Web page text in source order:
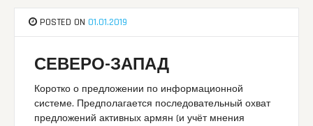
POSTED ON 01.01.2019
СЕВЕРО-ЗАПАД
Коротко о предложении по информационной
системе. Предполагается последовательный охват
предложений активных армян (и учёт мнения